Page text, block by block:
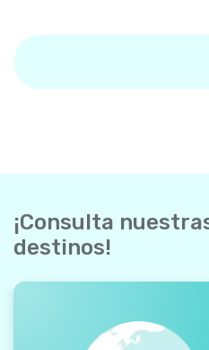
¡Consulta
destinos!